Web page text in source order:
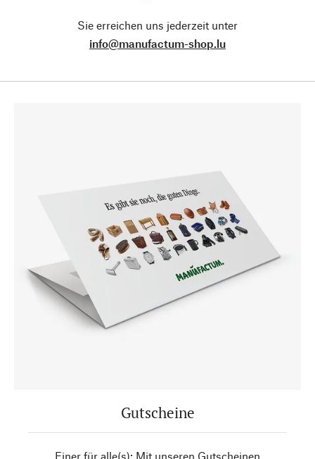
Sie erreichen uns jederzeit unter
info@manufactum-shop.lu
Gutscheine
Einer für alle(s): Mit unseren Gutscheinen